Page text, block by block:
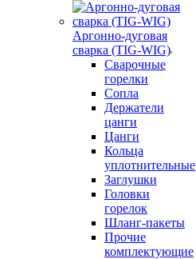
Аргонно-дуговая
сварка (TIG-WIG)
Сварочные
горелки
Сопла
Держатели
цанги
Цанги
Кольца
уплотнительные
Заглушки
Головки
горелок
Шланг-пакеты
Прочие
комплектующие